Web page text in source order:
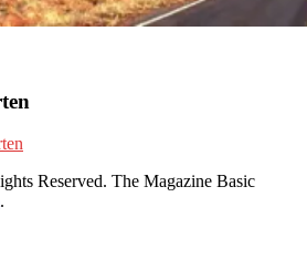
Reserved. The Magazine Basic
.